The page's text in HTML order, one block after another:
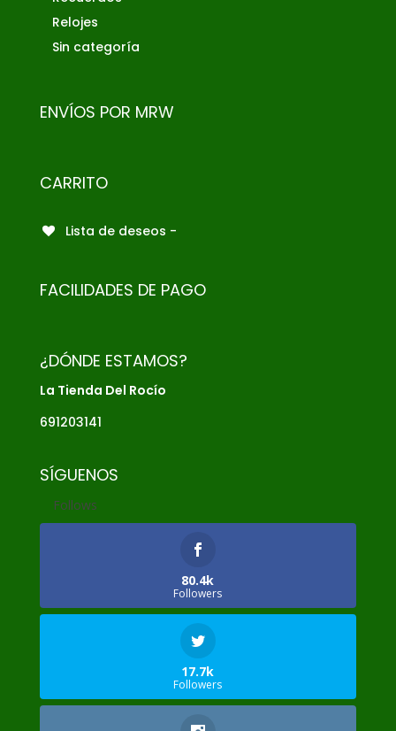
Relojes
Sin categoría
ENVÍOS POR MRW
CARRITO
Lista de deseos -
FACILIDADES DE PAGO
¿DÓNDE ESTAMOS?
La Tienda Del Rocío
691203141
SÍGUENOS
Follows
80.4k
Followers
17.7k
Followers